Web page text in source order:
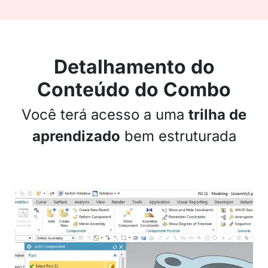
Detalhamento do
Conteúdo do Combo
Você terá acesso a uma trilha de
aprendizado bem estruturada